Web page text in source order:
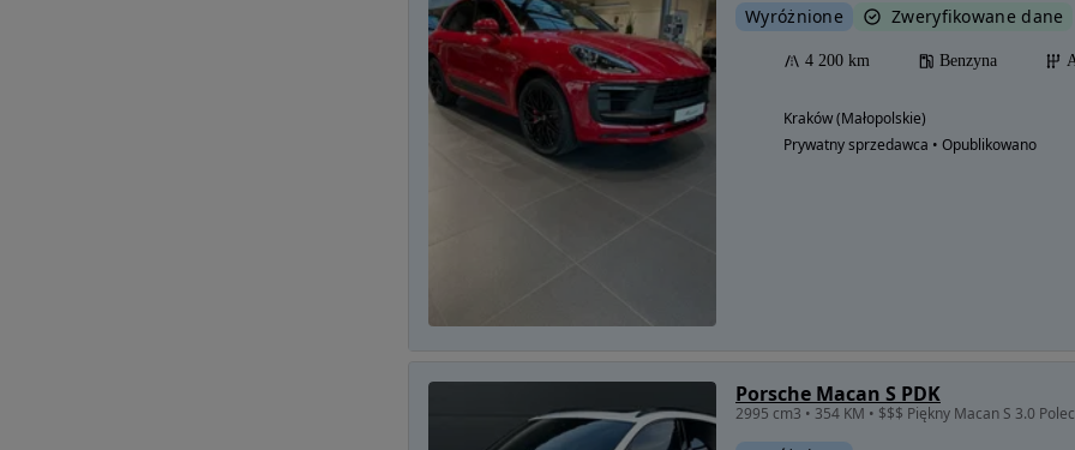
Wyróżnione Zweryfikowane dane
4 200 km Benzyna
Kraków (Małopolskie)
Prywatny sprzedawca • Opublikowano
Porsche Macan S PDK
2995 cm3 • 354 KM • $$$ Piękny Macan S 3.0